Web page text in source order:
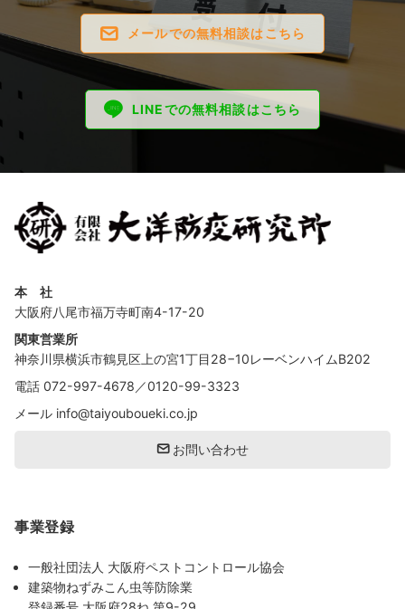
メールでの無料相談はこちら
LINEでの無料相談はこちら
本 社
大阪府八尾市福万寺町南4-17-20
関東営業所
神奈川県横浜市鶴見区上の宮1丁目28−10レーベンハイムB202
電話 072-997-4678 ／0120-99-3323
メール info@taiyouboueki.co.jp
お問い合わせ
事業登録
一般社団法人 大阪府ペストコントロール協会
建築物ねずみこん虫等防除業